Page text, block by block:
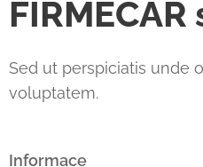
FIRMECAR
Sed ut perspiciatis unde
voluptatem.
Informace